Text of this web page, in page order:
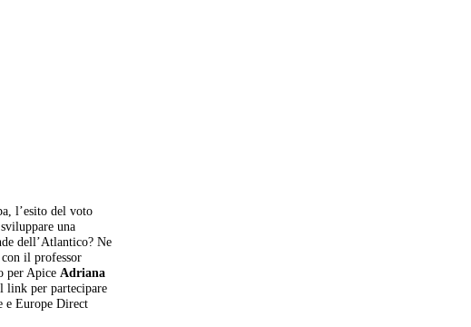
l’esito del voto
una
dell’Atlantico? Ne
il professor
per Apice Adriana
link per partecipare
e Europe Direct